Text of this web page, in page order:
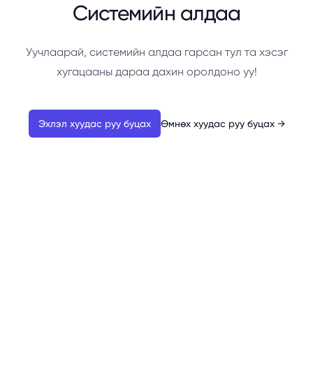
Системийн алдаа
Уучлаарай, системийн алдаа гарсан тул та хэсэг
хугацааны дараа дахин оролдоно уу!
Эхлэл хуудас руу буцах Өмнөх хуудас руу буцах →